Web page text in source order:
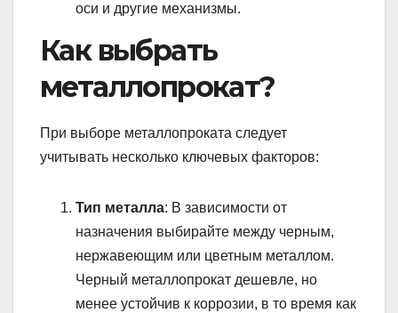
оси и другие механизмы.
Как выбрать
металлопрокат?
При выборе металлопроката следует
учитывать несколько ключевых факторов:
Тип металла: В зависимости от
назначения выбирайте между черным,
нержавеющим или цветным металлом.
Черный металлопрокат дешевле, но
менее устойчив к коррозии, в то время как